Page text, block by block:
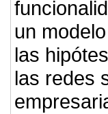
un
las
las redes